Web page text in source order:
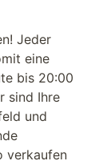
Jeder
eine
bis 20:00
sind Ihre
und
verkaufen